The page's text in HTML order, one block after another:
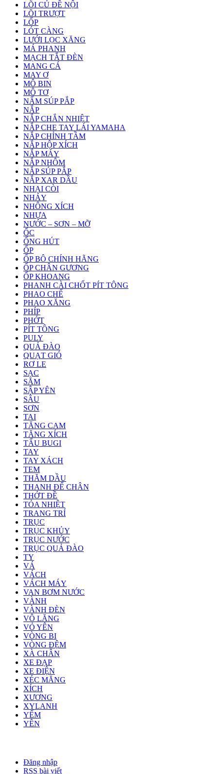
LÕI CỦ ĐỀ NỘI
LÕI TRƯỢT
LỐP
LÓT CÀNG
LƯỚI LỌC XĂNG
MÁ PHANH
MẠCH TẮT ĐÈN
MANG CÁ
MAY Ơ
MÔ BIN
MÔ TƠ
NẤM SÚP PẮP
NẮP
NẮP CHẮN NHIỆT
NẮP CHE TAY LÁI YAMAHA
NẮP CHỈNH TẦM
NẮP HỘP XÍCH
NẮP MÁY
NẮP NHÔM
NẮP SÚP PẮP
NẮP XAR DẦU
NHẠI CÒI
NHÁY
NHÔNG XÍCH
NHỰA
NƯỚC – SƠN – MỠ
ỐC
ỐNG HÚT
ỐP
ỐP BÔ CHÍNH HÃNG
ỐP CHÂN GƯƠNG
ỐP KHOANG
PHANH CÀI CHỐT PÍT TÔNG
PHAO CHẾ
PHAO XĂNG
PHÍP
PHỚT
PÍT TÔNG
PULY
QUẢ ĐÀO
QUẠT GIÓ
RƠ LE
SẠC
SĂM
SẬP YÊN
SÂU
SƠN
TAI
TĂNG CAM
TĂNG XÍCH
TẨU BUGI
TAY
TAY XÁCH
TEM
THĂM DẦU
THANH ĐỂ CHÂN
THỚT ĐỀ
TỎA NHIỆT
TRANG TRÍ
TRỤC
TRỤC KHỦY
TRỤC NƯỚC
TRỤC QUẢ ĐÀO
TY
VÁ
VÁCH
VÁCH MÁY
VAN BƠM NƯỚC
VÀNH
VÀNH ĐÈN
VÔ LĂNG
VỎ YÊN
VÒNG BI
VÒNG ĐỆM
XÀ CHÂN
XE ĐẠP
XE ĐIỆN
XÉC MĂNG
XÍCH
XƯƠNG
XYLANH
YẾM
YÊN
Đăng nhập
RSS bài viết